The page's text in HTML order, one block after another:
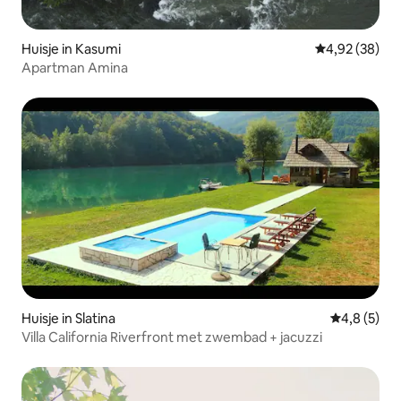
Huisje in Kasumi Gemiddelde
4,92 (38)
Apartman Amina
Huisje in Slatina
4,8 (5)
Villa California Riverfront met zwembad + jacuzzi